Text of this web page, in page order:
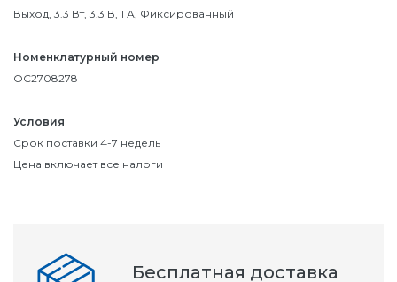
Выход, 3.3 Вт, 3.3 В, 1 А, Фиксированный
Номенклатурный номер
OC2708278
Условия
Срок поставки 4-7 недель
Цена включает все налоги
Бесплатная доставка